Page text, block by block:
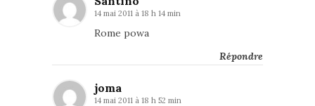
14 mai 2011 à 18 h 14 min
Rome powa
Répondre
joma
14 mai 2011 à 18 h 52 min